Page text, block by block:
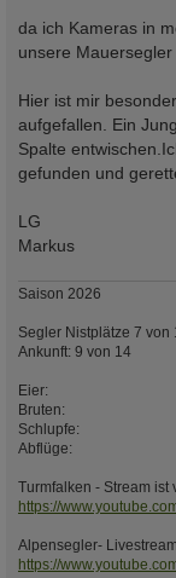
g
da ich Kameras in
unsere Mauersegler
Hier ist mir
aufgefallen. Ein
Spalte
gefunden und
LG
Markus
Saison 2026
Segler Nistplätze 7
Ankunft: 9 von 14
Eier:
Bruten:
Schlupfe:
Abflüge:
Turmfalken - Stream ist
https://
Alpensegler-
https://